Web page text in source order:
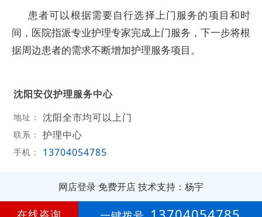
患者可以根据需要自行选择上门服务的项目和时
间，医院指派专业护理专家完成上门服务，下一步将根
据周边患者的需求不断增加护理服务项目。
沈阳安仪护理服务中心
地址： 沈阳全市均可以上门
联系： 护理中心
手机： 13704054785
网店登录 免费开店技术支持：杨宇
第8年
在线咨询